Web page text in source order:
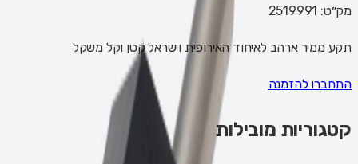
מק״ט: 2519991
תקע ממיר ארהב לאיחוד האירופית וישראל קטן וקל משקל
התחברו להזמנה
קטגוריות מובילות